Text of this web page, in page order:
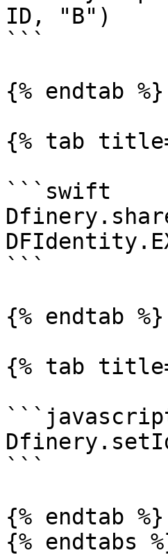
ID, "B")
```
{% endtab %}
{% tab
```swift
```
{% endtab %}
{% tab
```
{% endtab %}
{% endtabs